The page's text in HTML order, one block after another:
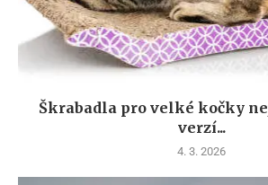
Škrabadla pro velké kočky
verzí...
4. 3. 2026